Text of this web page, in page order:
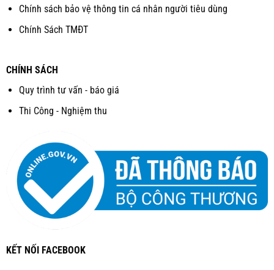
Chính sách bảo vệ thông tin cá nhân người tiêu dùng
Chính Sách TMĐT
CHÍNH SÁCH
Quy trình tư vấn - báo giá
Thi Công - Nghiệm thu
KẾT NỐI FACEBOOK